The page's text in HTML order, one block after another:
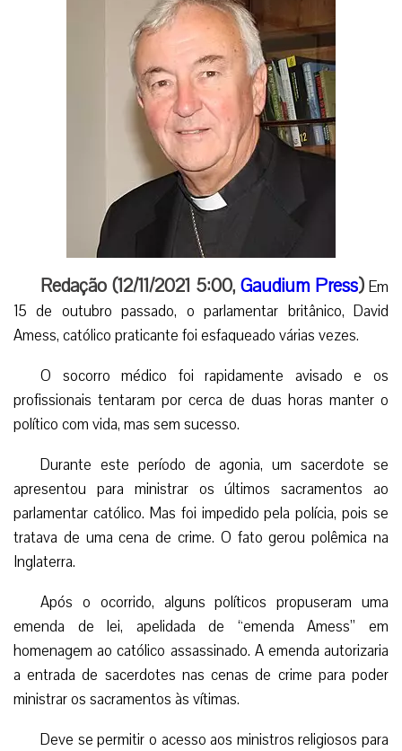
Redação (12/11/2021 5:00,Gaudium Press) Em
15 de outubro passado, o parlamentar britânico, David
Amess, católico praticante foi esfaqueado várias vezes.
O socorro médico foi rapidamente avisado e os
profissionais tentaram por cerca de duas horas manter o
político com vida, mas sem sucesso.
Durante este período de agonia, um sacerdote se
apresentou para ministrar os últimos sacramentos ao
parlamentar católico. Mas foi impedido pela polícia, pois se
tratava de uma cena de crime. O fato gerou polêmica na
Inglaterra.
Após o ocorrido, alguns políticos propuseram uma
emenda de lei, apelidada de “emenda Amess” em
homenagem ao católico assassinado. A emenda autorizaria
a entrada de sacerdotes nas cenas de crime para poder
ministrar os sacramentos às vítimas.
Deve se permitir o acesso aos ministros religiosos para